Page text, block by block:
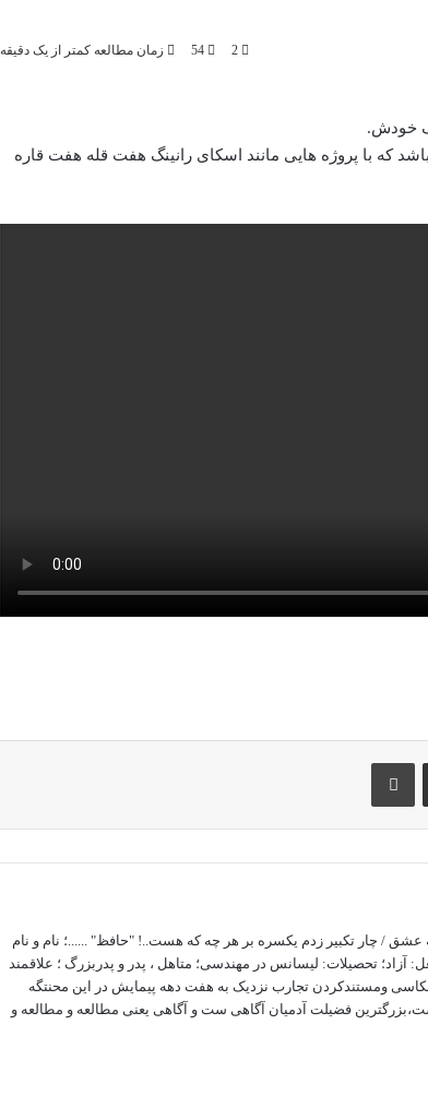
2
54 زمان مطالعه کمتر از یک دقیقه
خودش.
که با پروژه هایی مانند اسکای رانینگ هفت قله هفت قاره
اشتراک گذاری با ایمیل
/ چار تکبیر زدم یکسره بر هر چه که هست..! "حافظ" ......؛ نام و نام
تحصیلات: لیسانس در مهندسی؛ متاهل ، پدر و پدربزرگ ؛ علاقمند
ومستندکردن تجارب نزدیک به هفت دهه پیمایش در این محنتگه
فضیلت آدمیان آگاهی ست و آگاهی یعنی مطالعه و مطالعه و